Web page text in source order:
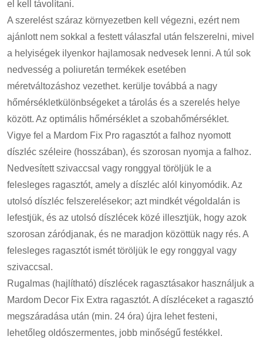
el kell távolítani.
A szerelést száraz környezetben kell végezni, ezért nem
ajánlott nem sokkal a festett válaszfal után felszerelni, mivel
a helyiségek ilyenkor hajlamosak nedvesek lenni. A túl sok
nedvesség a poliuretán termékek esetében
méretváltozáshoz vezethet. kerülje továbbá a nagy
hőmérsékletkülönbségeket a tárolás és a szerelés helye
között. Az optimális hőmérséklet a szobahőmérséklet.
Vigye fel a Mardom Fix Pro ragasztót a falhoz nyomott
díszléc széleire (hosszában), és szorosan nyomja a falhoz.
Nedvesített szivaccsal vagy ronggyal töröljük le a
felesleges ragasztót, amely a díszléc alól kinyomódik. Az
utolsó díszléc felszerelésekor; azt mindkét végoldalán is
lefestjük, és az utolsó díszlécek közé illesztjük, hogy azok
szorosan záródjanak, és ne maradjon közöttük nagy rés. A
felesleges ragasztót ismét töröljük le egy ronggyal vagy
szivaccsal.
Rugalmas (hajlítható) díszlécek ragasztásakor használjuk a
Mardom Decor Fix Extra ragasztót. A díszléceket a ragasztó
megszáradása után (min. 24 óra) újra lehet festeni,
lehetőleg oldószermentes, jobb minőségű festékkel.